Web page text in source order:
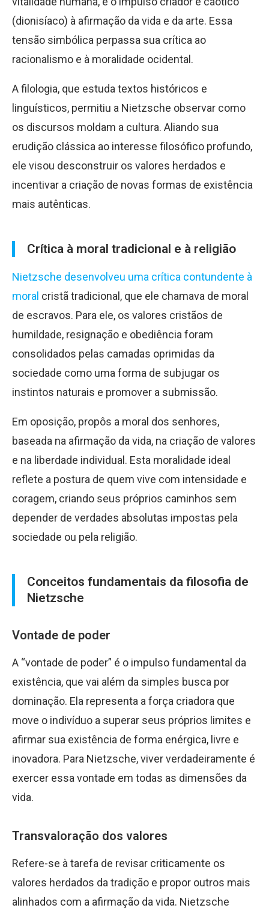
(dionisíaco) à afirmação da vida e da arte. Essa
tensão simbólica perpassa sua crítica ao
racionalismo e à moralidade ocidental.
A filologia, que estuda textos históricos e
linguísticos, permitiu a Nietzsche observar como
os discursos moldam a cultura. Aliando sua
erudição clássica ao interesse filosófico profundo,
ele visou desconstruir os valores herdados e
incentivar a criação de novas formas de existência
mais autênticas.
Crítica à moral tradicional e à religião
Nietzsche desenvolveu uma crítica contundente à
moral cristã tradicional, que ele chamava de moral
de escravos. Para ele, os valores cristãos de
humildade, resignação e obediência foram
consolidados pelas camadas oprimidas da
sociedade como uma forma de subjugar os
instintos naturais e promover a submissão.
Em oposição, propôs a moral dos senhores,
baseada na afirmação da vida, na criação de valores
e na liberdade individual. Esta moralidade ideal
reflete a postura de quem vive com intensidade e
coragem, criando seus próprios caminhos sem
depender de verdades absolutas impostas pela
sociedade ou pela religião.
Conceitos fundamentais da filosofia de
Nietzsche
Vontade de poder
A “vontade de poder” é o impulso fundamental da
existência, que vai além da simples busca por
dominação. Ela representa a força criadora que
move o indivíduo a superar seus próprios limites e
afirmar sua existência de forma enérgica, livre e
inovadora. Para Nietzsche, viver verdadeiramente é
exercer essa vontade em todas as dimensões da
vida.
Transvaloração dos valores
Refere-se à tarefa de revisar criticamente os
valores herdados da tradição e propor outros mais
alinhados com a afirmação da vida. Nietzsche